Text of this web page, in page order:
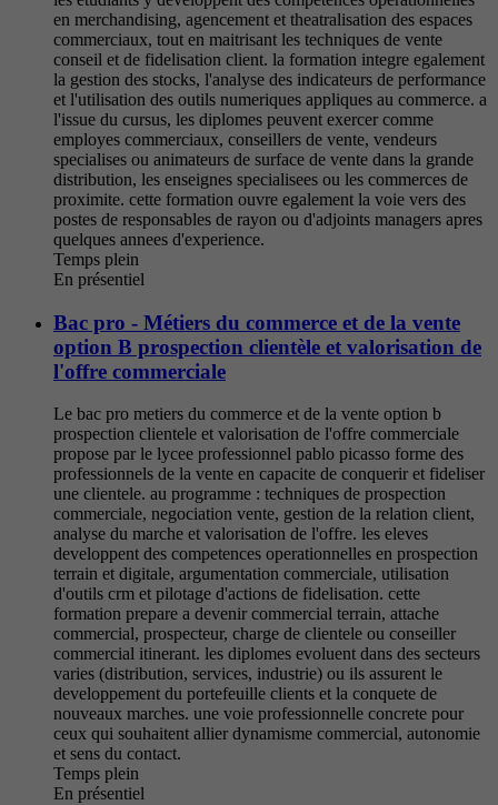
en merchandising, agencement et theatralisation des espaces
commerciaux, tout en maitrisant les techniques de vente
conseil et de fidelisation client. la formation integre egalement
la gestion des stocks, l'analyse des indicateurs de performance
et l'utilisation des outils numeriques appliques au commerce. a
l'issue du cursus, les diplomes peuvent exercer comme
employes commerciaux, conseillers de vente, vendeurs
specialises ou animateurs de surface de vente dans la grande
distribution, les enseignes specialisees ou les commerces de
proximite. cette formation ouvre egalement la voie vers des
postes de responsables de rayon ou d'adjoints managers apres
quelques annees d'experience.
Temps plein
En présentiel
Bac pro - Métiers du commerce et de la vente
option B prospection clientèle et valorisation de
l'offre commerciale
Le bac pro metiers du commerce et de la vente option b
prospection clientele et valorisation de l'offre commerciale
propose par le lycee professionnel pablo picasso forme des
professionnels de la vente en capacite de conquerir et fideliser
une clientele. au programme : techniques de prospection
commerciale, negociation vente, gestion de la relation client,
analyse du marche et valorisation de l'offre. les eleves
developpent des competences operationnelles en prospection
terrain et digitale, argumentation commerciale, utilisation
d'outils crm et pilotage d'actions de fidelisation. cette
formation prepare a devenir commercial terrain, attache
commercial, prospecteur, charge de clientele ou conseiller
commercial itinerant. les diplomes evoluent dans des secteurs
varies (distribution, services, industrie) ou ils assurent le
developpement du portefeuille clients et la conquete de
nouveaux marches. une voie professionnelle concrete pour
ceux qui souhaitent allier dynamisme commercial, autonomie
et sens du contact.
Temps plein
En présentiel